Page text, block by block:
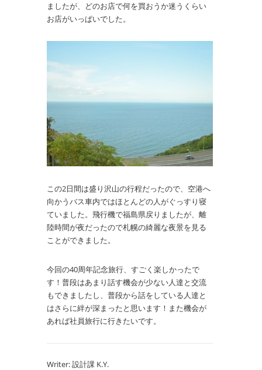
ましたが、どのお店で何を買おうか迷うくらい
お店がいっぱいでした。
この2日間は盛り沢山の行程だったので、空港へ
向かうバス車内ではほとんどの人がぐっすり寝
ていました。飛行機で福島県戻りましたが、離
陸時間が夜だったので札幌の綺麗な夜景を見る
ことができました。
今回の40周年記念旅行、すごく楽しかったで
す！普段はあまり話す機会が少ない人達と交流
もできましたし、普段から話をしている人達と
はさらに絆が深まったと思います！また機会が
あれば社員旅行に行きたいです。
Writer: 設計課 K.Y.